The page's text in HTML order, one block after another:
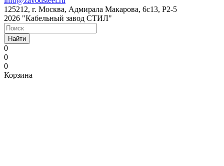
125212, г. Москва, Адмирала Макарова, 6с13, Р2-5
2026 "Кабельный завод СТИЛ"
Найти
0
0
0
Корзина